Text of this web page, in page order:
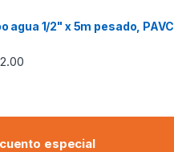
agua 1/2" x 5m pesado,
especial